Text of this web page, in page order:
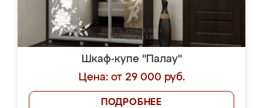
Шкаф-купе "Палау"
Цена: от 29 000 руб.
ПОДРОБНЕЕ